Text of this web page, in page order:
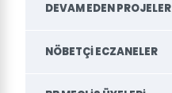
DEVAM EDEN PROJELER
NÖBETÇI ECZANELER